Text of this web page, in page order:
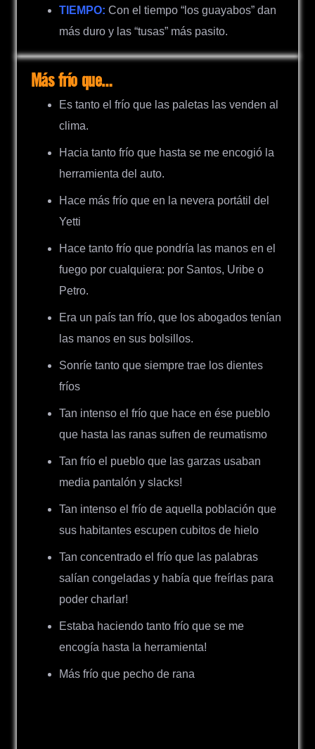
TIEMPO: Con el tiempo “los guayabos” dan
más duro y las “tusas” más pasito.
Más frío que…
Es tanto el frío que las paletas las venden al
clima.
Hacia tanto frío que hasta se me encogió la
herramienta del auto.
Hace más frío que en la nevera portátil del
Yetti
Hace tanto frío que pondría las manos en el
fuego por cualquiera: por Santos, Uribe o
Petro.
Era un país tan frío, que los abogados tenían
las manos en sus bolsillos.
Sonríe tanto que siempre trae los dientes
fríos
Tan intenso el frío que hace en ése pueblo
que hasta las ranas sufren de reumatismo
Tan frío el pueblo que las garzas usaban
media pantalón y slacks!
Tan intenso el frío de aquella población que
sus habitantes escupen cubitos de hielo
Tan concentrado el frío que las palabras
salían congeladas y había que freírlas para
poder charlar!
Estaba haciendo tanto frío que se me
encogía hasta la herramienta!
Más frío que pecho de rana